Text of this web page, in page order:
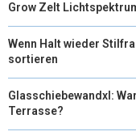
Grow Zelt
Wenn Halt wieder
sortieren
Glasschiebewandxl:
Terrasse?